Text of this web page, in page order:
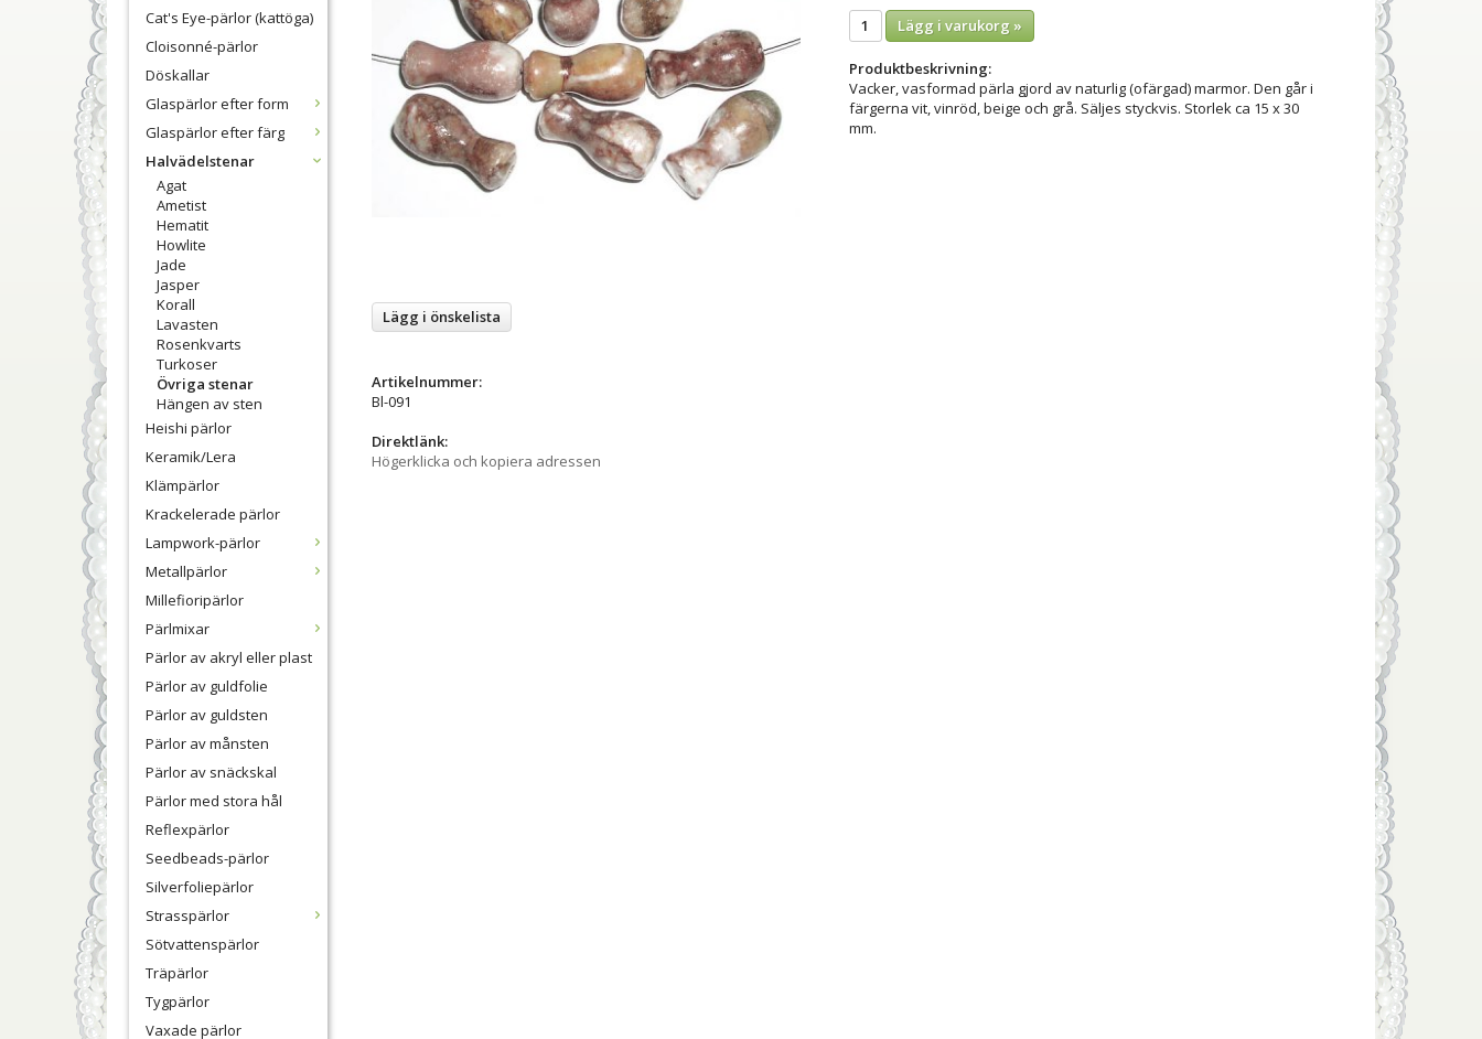
Cat's Eye-pärlor (kattöga)
Cloisonné-pärlor
Döskallar
Glaspärlor efter form
Glaspärlor efter färg
Halvädelstenar
Agat
Ametist
Hematit
Howlite
Jade
Jasper
Korall
Lavasten
Rosenkvarts
Turkoser
Övriga stenar
Hängen av sten
Heishi pärlor
Keramik/Lera
Klämpärlor
Krackelerade pärlor
Lampwork-pärlor
Metallpärlor
Millefioripärlor
Pärlmixar
Pärlor av akryl eller plast
Pärlor av guldfolie
Pärlor av guldsten
Pärlor av månsten
Pärlor av snäckskal
Pärlor med stora hål
Reflexpärlor
Seedbeads-pärlor
Silverfoliepärlor
Strasspärlor
Sötvattenspärlor
Träpärlor
Tygpärlor
Vaxade pärlor
Lägg i varukorg »
Produktbeskrivning:
Vacker, vasformad pärla gjord av naturlig (ofärgad) marmor. Den går i
färgerna vit, vinröd, beige och grå. Säljes styckvis. Storlek ca 15 x 30
mm.
Lägg i önskelista
Artikelnummer:
Bl-091
Direktlänk:
Högerklicka och kopiera adressen